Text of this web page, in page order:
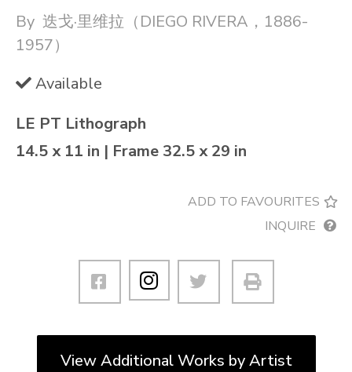
By 迭戈·里维拉（DIEGO RIVERA，1886-
1957）
Available
LE PT Lithograph
14.5 x 11 in | Frame 32.5 x 29 in
ADD TO FAVOURITES
INQUIRE
View Additional Works by Artist